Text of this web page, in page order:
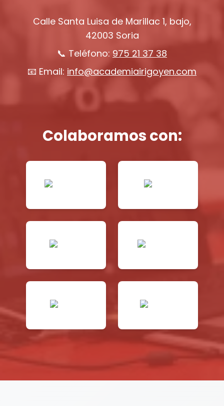
Calle Santa Luisa de Marillac 1, bajo,
42003 Soria
📞 Teléfono: 975 21 37 38
📧 Email: info@academiairigoyen.com
Colaboramos con: